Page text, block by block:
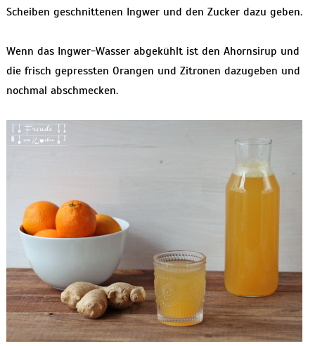
Scheiben geschnittenen Ingwer und den Zucker dazu geben.
Wenn das Ingwer-Wasser abgekühlt ist den Ahornsirup und
die frisch gepressten Orangen und Zitronen dazugeben und
nochmal abschmecken.